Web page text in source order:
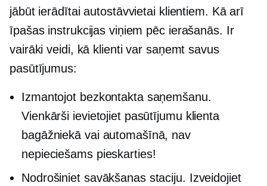
jābūt ierādītai autostāvvietai klientiem. Kā arī
īpašas instrukcijas viņiem pēc ierašanās. Ir
vairāki veidi, kā klienti var saņemt savus
pasūtījumus:
Izmantojot bezkontakta saņemšanu.
Vienkārši ievietojiet pasūtījumu klienta
bagāžniekā vai automašīnā, nav
nepieciešams pieskarties!
Nodrošiniet savākšanas staciju. Izveidojiet